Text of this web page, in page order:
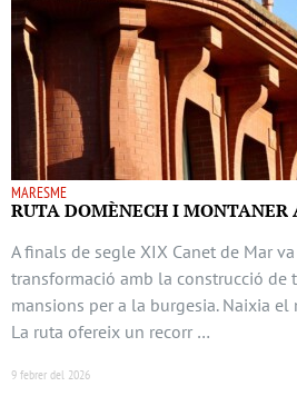
MARESME
RUTA DOMÈNECH I MONTANER
A finals de segle XIX Canet de Mar
transformació amb la construcció de
mansions per a la burgesia. Naixia el
La ruta ofereix un recorr …
9 febrer del 2026